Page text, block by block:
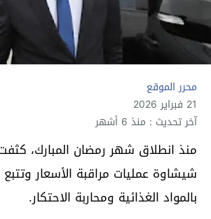
محرر الموقع
21 فبراير 2026
آخر تحديث : منذ 6 أشهر
منذ انطلاق شهر رمضان المبارك،
شيشاوة عمليات مراقبة الأسعار
بالمواد الغذائية ومحاربة الاحتكار.